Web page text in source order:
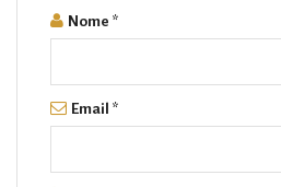
Nome *
Email *